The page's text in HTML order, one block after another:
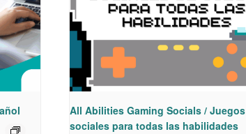
All Abilities Gaming Socials / Juegos
sociales para todas las habilidades